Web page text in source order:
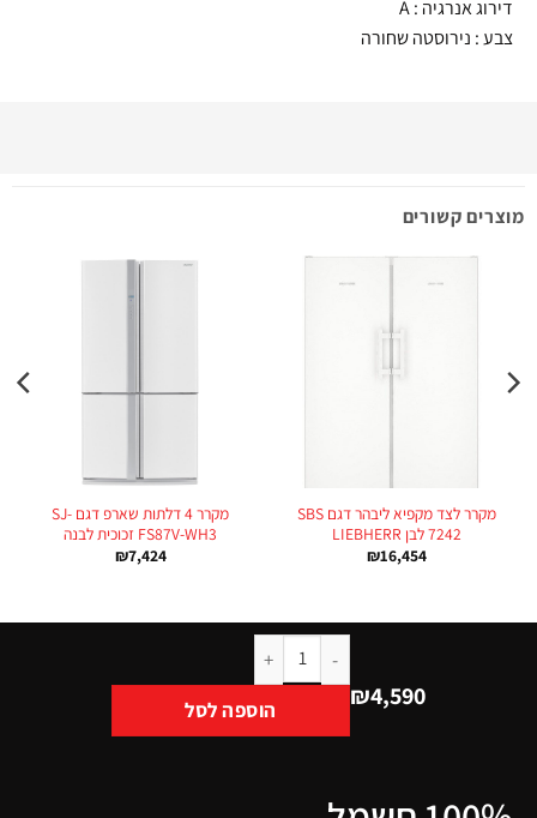
דירוג אנרגיה : A
צבע : נירוסטה שחורה
מוצרים קשורים
מקרר לצד מקפיא ליבהר דגם SBS
7242 לבן LIEBHERR
₪16,454
מקרר 4 דלתות שארפ דגם SJ-
FS87V-WH3 זכוכית לבנה
₪7,424
₪4,590 הוספה לסל